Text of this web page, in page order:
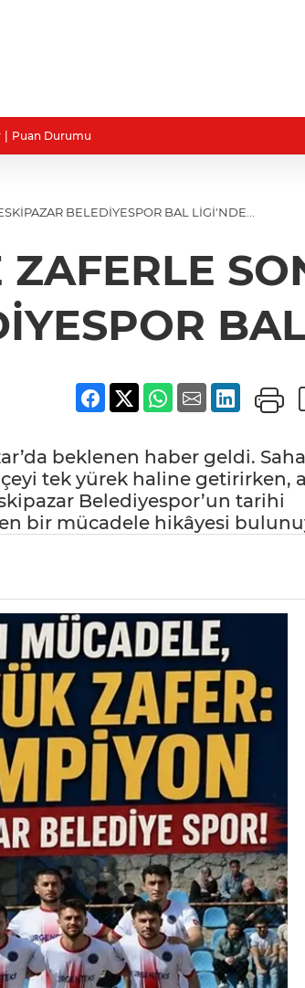
Puan Durumu
BELEDİYESPOR BAL LİGİ'NDE...
beklenen haber geldi.
tek yürek haline getirirken,
Belediyespor’un tarihi
bir mücadele hikâyesi